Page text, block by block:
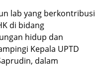
lab yang berkontribusi
di bidang
hidup dan
Kepala UPTD
dalam